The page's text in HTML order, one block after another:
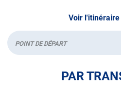
Voir l'itinéraire
Départ
PAR